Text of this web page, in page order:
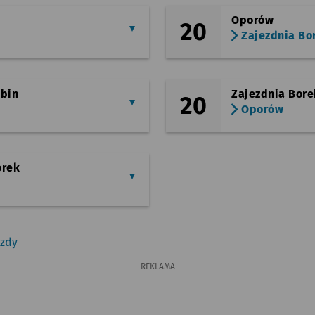
20
Oporów
Zajezdnia
20
Zajezdnia
Oporów
REKLAMA